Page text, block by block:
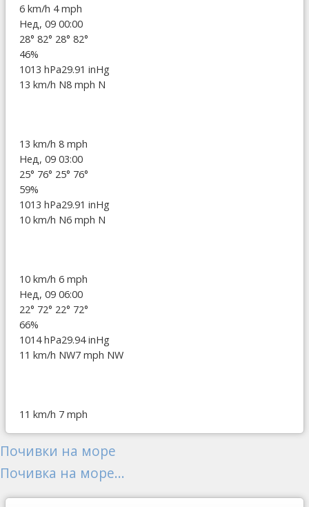
6 km/h 4 mph
Нед, 09 00:00
28° 82° 28° 82°
46%
1013 hPa29.91 inHg
13 km/h N8 mph N
13 km/h 8 mph
Нед, 09 03:00
25° 76° 25° 76°
59%
1013 hPa29.91 inHg
10 km/h N6 mph N
10 km/h 6 mph
Нед, 09 06:00
22° 72° 22° 72°
66%
1014 hPa29.94 inHg
11 km/h NW7 mph NW
11 km/h 7 mph
Почивки на море
Почивка на море...